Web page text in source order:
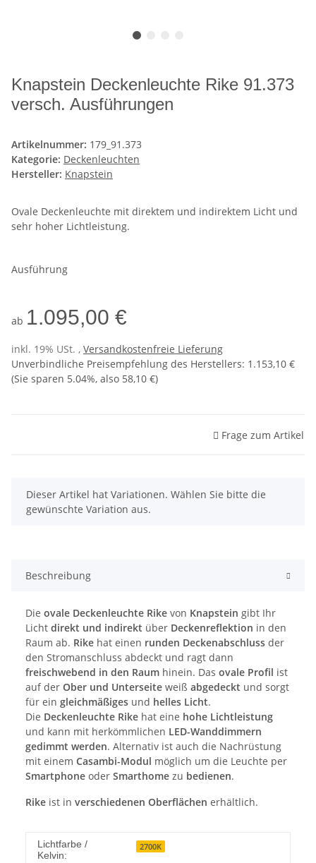
Knapstein Deckenleuchte Rike 91.373
versch. Ausführungen
Artikelnummer: 179_91.373
Kategorie: Deckenleuchten
Hersteller: Knapstein
Ovale Deckenleuchte mit direktem und indirektem Licht und
sehr hoher Lichtleistung.
Ausführung
ab 1.095,00 €
inkl. 19% USt. , Versandkostenfreie Lieferung
Unverbindliche Preisempfehlung des Herstellers: 1.153,10 €
(Sie sparen 5.04%, also 58,10 €)
Frage zum Artikel
x
Dieser Artikel hat Variationen. Wählen Sie bitte die
gewünschte Variation aus.
Beschreibung
Die ovale Deckenleuchte Rike von Knapstein gibt Ihr
Licht direkt und indirekt über Deckenreflektion in den
Raum ab. Rike hat einen runden Deckenabschluss der
den Stromanschluss abdeckt und ragt dann
freischwebend in den Raum hinein. Das ovale Profil ist
auf der Ober und Unterseite weiß abgedeckt und sorgt
für ein gleichmäßiges und helles Licht.
Die Deckenleuchte Rike hat eine hohe Lichtleistung
und kann mit herkömmlichen LED-Wanddimmern
gedimmt werden. Alternativ ist auch die Nachrüstung
mit einem Casambi-Modul möglich um die Leuchte per
Smartphone oder Smarthome zu bedienen.
Rike ist in verschiedenen Oberflächen erhältlich.
Lichtfarbe /
Kelvin:
2700K